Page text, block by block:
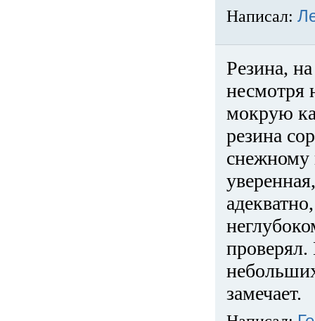
Написал:
Резина,
несмотря
мокрую
резина
снежному
замечает.